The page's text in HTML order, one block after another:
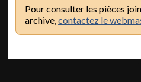
Pour consulter les pièces
archive,contactez le